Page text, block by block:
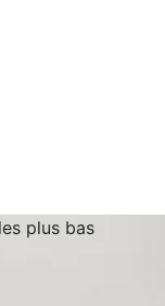
plus bas